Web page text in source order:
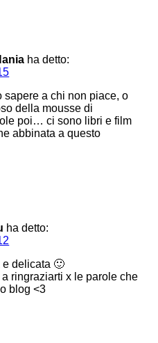
ha detto:
a chi non piace, o
della mousse di
poi… ci sono libri e film
abbinata a questo
ha detto:
e delicata 🙂
ringraziarti x le parole che
blog <3